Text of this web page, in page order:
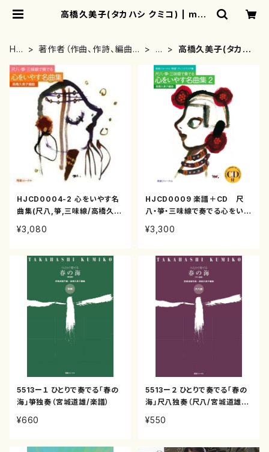
高橋久美子(タカハシ クミコ) | mot
HO
著作者（作曲、作詩、編曲、
た
高橋久美子(タカハ
HJCD0004-2 心をいやす名
曲集(尺八,箏,三味線/高橋久美
¥3,080
HJCD0009 楽譜＋CD 尺
八・箏・三味線で奏でる心をいや
CD演奏＝三塚幸彦〈尺〉・小野
橋久美子/楽譜）
¥3,300
5513ー１ ひとりで奏でる「春の
海」箏独奏（宮城道雄/楽譜）
¥660
5513ー２ ひとりで奏でる「春の
海」尺八独奏（尺八/宮城道雄/
¥550